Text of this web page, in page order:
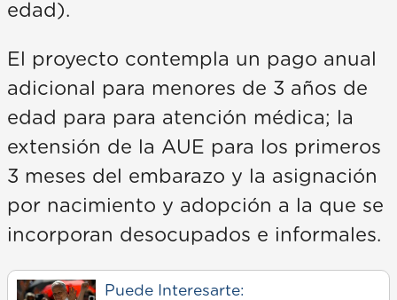
edad).
El proyecto contempla un pago anual
adicional para menores de 3 años de
edad para para atención médica; la
extensión de la AUE para los primeros
3 meses del embarazo y la asignación
por nacimiento y adopción a la que se
incorporan desocupados e informales.
Puede Interesarte: